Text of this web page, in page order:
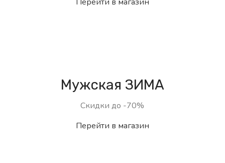
Мужская ЗИМА
Скидки до -70%
Перейти в магазин